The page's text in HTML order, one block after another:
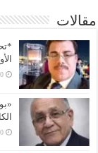
مقالات